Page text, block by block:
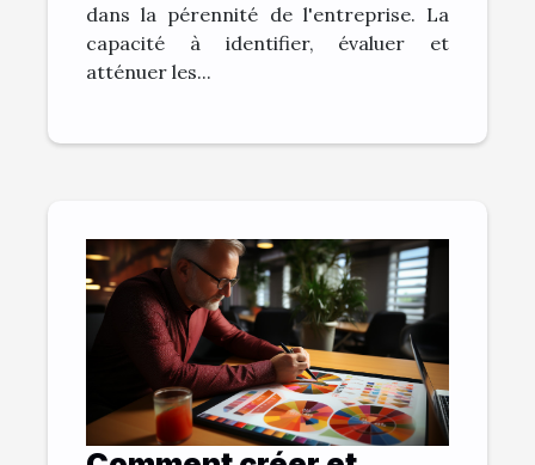
dans la pérennité de l'entreprise. La
capacité à identifier, évaluer et
atténuer les...